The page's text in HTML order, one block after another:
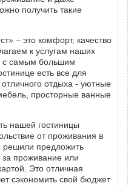
получить такие
– это комфорт, качество
к услугам наших
с самым большим
есть все для
отдыха - уютные
просторные ванные
нашей гостиницы
от проживания в
предложить
проживание или
Это отличная
сэкономить свой бюджет